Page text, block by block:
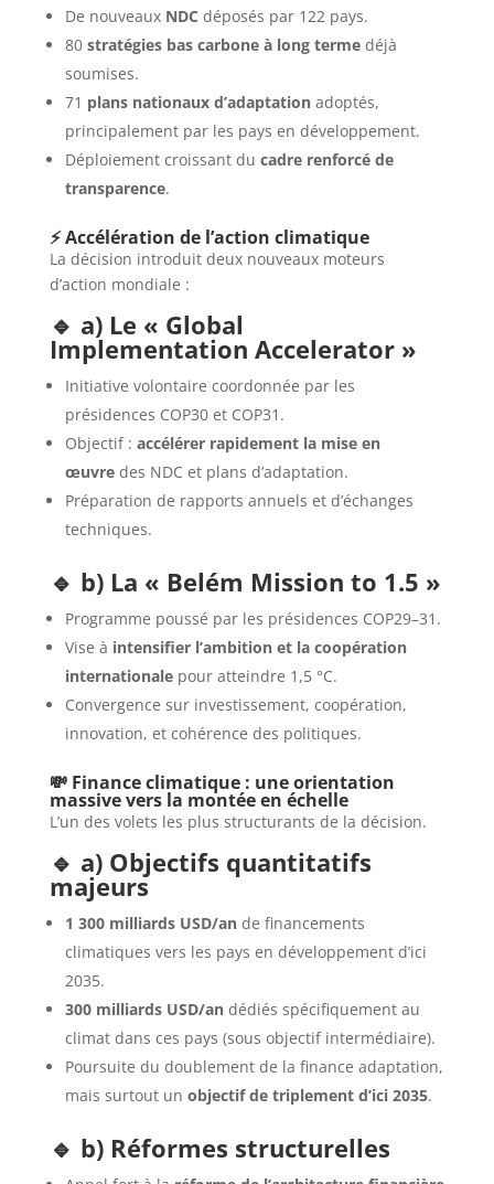
De nouveaux NDC déposés par 122 pays.
80 stratégies bas carbone à long termedéjà
soumises.
71 plans nationaux d’adaptationadoptés,
principalement par les pays en développement.
Déploiement croissant du cadre renforcé de
transparence.
⚡ Accélération de l’action climatique
La décision introduit deux nouveaux moteurs
d’action mondiale :
🔹 a) Le « Global
Implementation Accelerator »
Initiative volontaire coordonnée par les
présidences COP30 et COP31.
Objectif : accélérer rapidement la mise en
œuvredes NDC et plans d’adaptation.
Préparation de rapports annuels et d’échanges
techniques.
🔹 b) La « Belém Mission to 1.5 »
Programme poussé par les présidences COP29–31.
Vise à intensifier l’ambition et la coopération
internationalepour atteindre 1,5 °C.
Convergence sur investissement, coopération,
innovation, et cohérence des politiques.
💸 Finance climatique : une orientation
massive vers la montée en échelle
L’un des volets les plus structurants de la décision.
🔹 a) Objectifs quantitatifs
majeurs
1 300 milliards USD/ande financements
climatiques vers les pays en développement d’ici
2035.
300 milliards USD/andédiés spécifiquement au
climat dans ces pays (sous objectif intermédiaire).
Poursuite du doublement de la finance adaptation,
mais surtout un objectif de triplement d’ici 2035.
🔹 b) Réformes structurelles